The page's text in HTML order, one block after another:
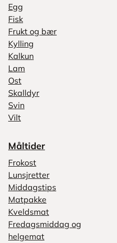
Egg
Fisk
Frukt og bær
Kylling
Kalkun
Lam
Ost
Skalldyr
Svin
Vilt
Måltider
Frokost
Lunsjretter
Middagstips
Matpakke
Kveldsmat
Fredagsmiddag og
helgemat